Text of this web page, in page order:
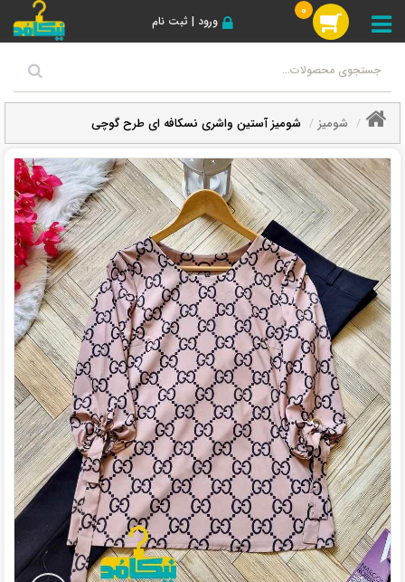
ورود | ثبت نام
0
شومیز شومیز آستین واشری نسکافه ای طرح گوچی